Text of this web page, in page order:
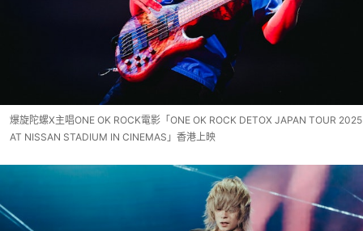
爆旋陀螺X主唱ONE OK ROCK電影「ONE OK ROCK DETOX JAPAN TOUR 2025
AT NISSAN STADIUM IN CINEMAS」香港上映